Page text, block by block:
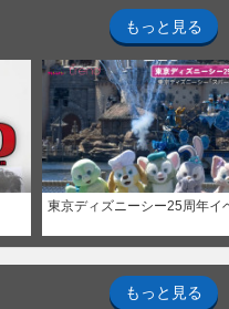
もっと見る
東京ディズニーシー25周年イ
もっと見る